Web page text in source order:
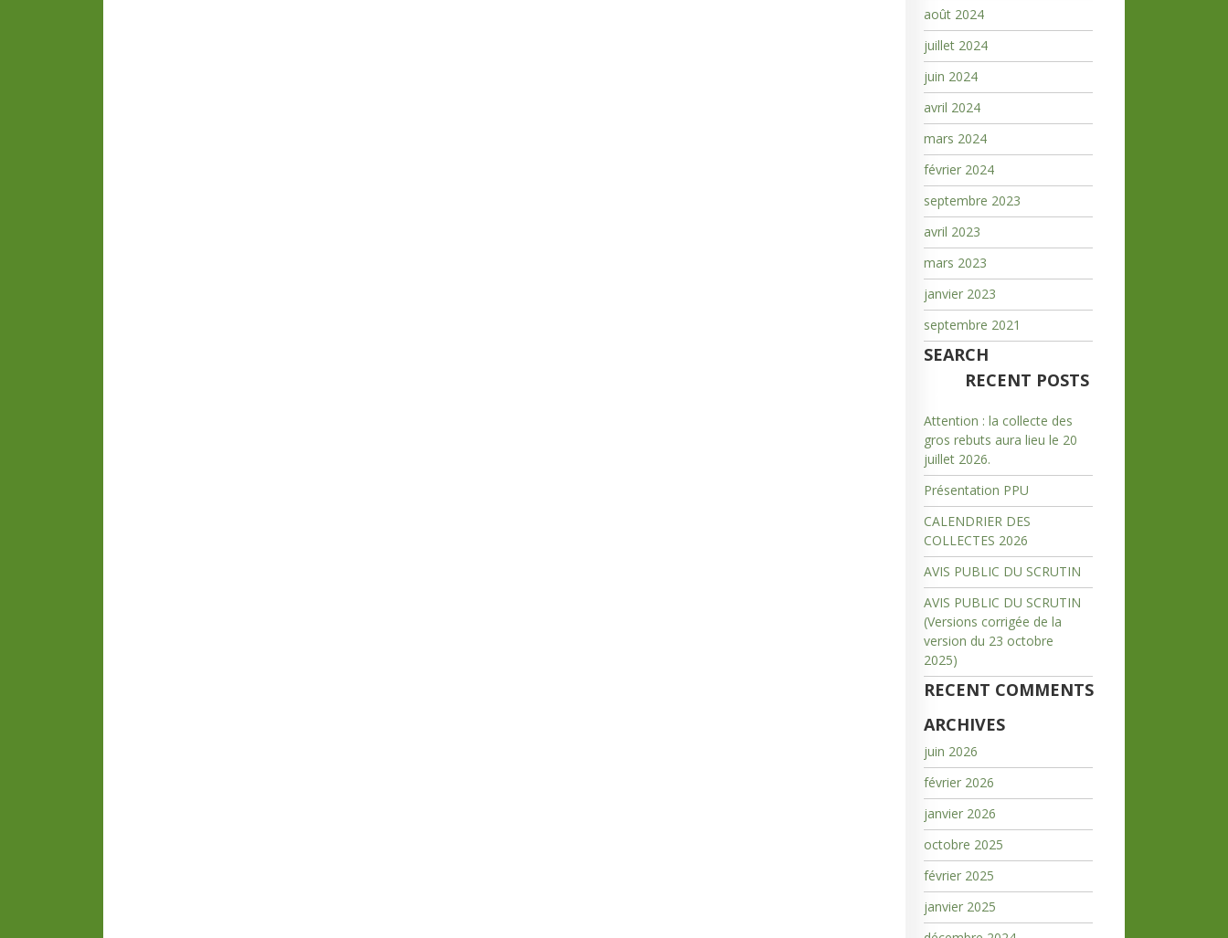
août 2024
juillet 2024
juin 2024
avril 2024
mars 2024
février 2024
septembre 2023
avril 2023
mars 2023
janvier 2023
septembre 2021
SEARCH
RECENT POSTS
Attention : la collecte des
gros rebuts aura lieu le 20
juillet 2026.
Présentation PPU
CALENDRIER DES
COLLECTES 2026
AVIS PUBLIC DU SCRUTIN
AVIS PUBLIC DU SCRUTIN
(Versions corrigée de la
version du 23 octobre
2025)
RECENT COMMENTS
ARCHIVES
juin 2026
février 2026
janvier 2026
octobre 2025
février 2025
janvier 2025